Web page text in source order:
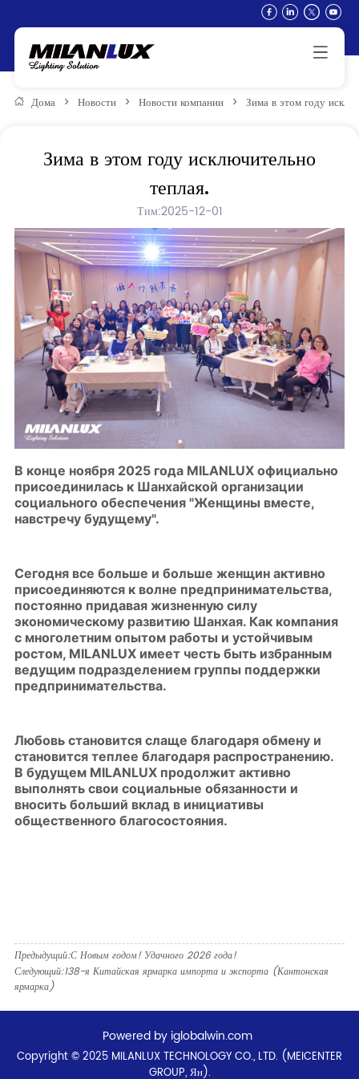
Дома > Новости > Новости компании > Зима в этом году
Зима в этом году исключительно
теплая.
Тим:2025-12-01
Предыдущий:С Новым годом! Удачного 2026 года!
Следующий:138-я Китайская ярмарка импорта и экспорта (Кантонская
ярмарка)
Powered by iglobalwin.com
Copyright © 2025 MILANLUX TECHNOLOGY CO., LTD. (MEICENTER
GROUP, Ян).